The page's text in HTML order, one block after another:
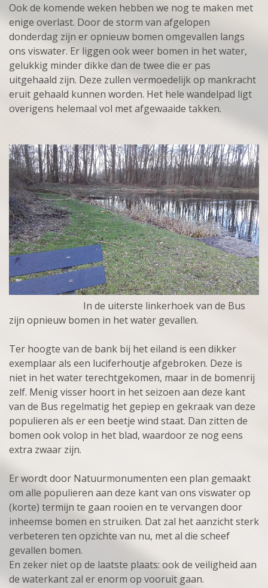
Ook de komende weken hebben we nog te maken met
enige overlast. Door de storm van afgelopen
donderdag zijn er opnieuw bomen omgevallen langs
ons viswater. Er liggen ook weer bomen in het water,
gelukkig minder dikke dan de twee die er pas
uitgehaald zijn. Deze zullen vermoedelijk op mankracht
eruit gehaald kunnen worden. Het hele wandelpad ligt
overigens helemaal vol met afgewaaide takken.
In de uiterste linkerhoek van de Bus
zijn opnieuw bomen in het water gevallen.
Ter hoogte van de bank bij het eiland is een dikker
exemplaar als een luciferhoutje afgebroken. Deze is
niet in het water terechtgekomen, maar in de bomenrij
zelf. Menig visser hoort in het seizoen aan deze kant
van de Bus regelmatig het gepiep en gekraak van deze
populieren als er een beetje wind staat. Dan zitten de
bomen ook volop in het blad, waardoor ze nog eens
extra zwaar zijn.
Er wordt door Natuurmonumenten een plan gemaakt
om alle populieren aan deze kant van ons viswater op
(korte) termijn te gaan rooien en te vervangen door
inheemse bomen en struiken. Dat zal het aanzicht sterk
verbeteren ten opzichte van nu, met al die scheef
gevallen bomen.
En zeker niet op de laatste plaats: ook de veiligheid aan
de waterkant zal er enorm op vooruit gaan.